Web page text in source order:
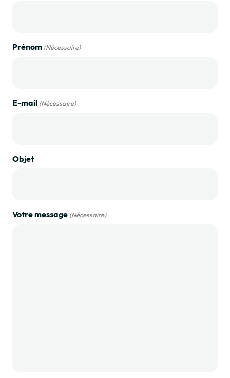
Prénom (Nécessaire)
E-mail (Nécessaire)
Objet
Votre message (Nécessaire)